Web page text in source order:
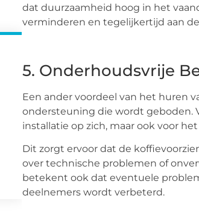
dat duurzaamheid hoog in het
verminderen en tegelijkertijd aan
5. Onderhoudsvrije
Een ander voordeel van het huren
ondersteuning die wordt geboden.
installatie op zich, maar ook voor
Dit zorgt ervoor dat de
over technische problemen of
betekent ook dat eventuele
deelnemers wordt verbeterd.